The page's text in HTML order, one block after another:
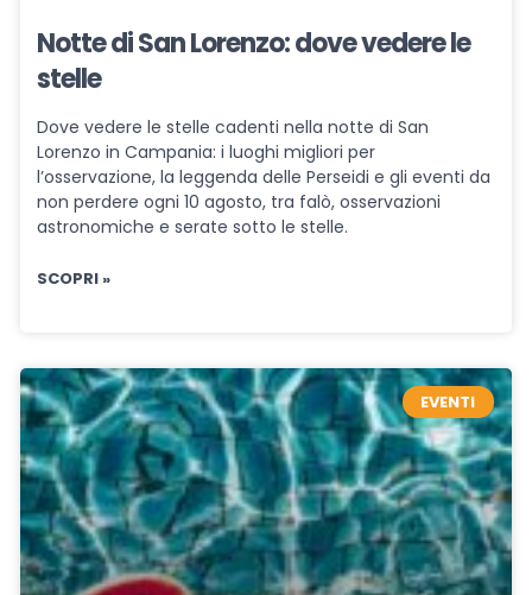
Notte di San Lorenzo: dove vedere le
stelle
Dove vedere le stelle cadenti nella notte di San
Lorenzo in Campania: i luoghi migliori per
l’osservazione, la leggenda delle Perseidi e gli eventi da
non perdere ogni 10 agosto, tra falò, osservazioni
astronomiche e serate sotto le stelle.
SCOPRI »
EVENTI